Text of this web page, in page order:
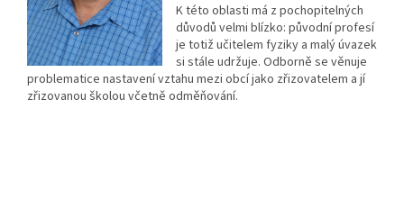
K této oblasti má z pochopitelných
důvodů velmi blízko: původní profesí
je totiž učitelem fyziky a malý úvazek
si stále udržuje. Odborně se věnuje
problematice nastavení vztahu mezi obcí jako zřizovatelem a jí
zřizovanou školou včetně odměňování.